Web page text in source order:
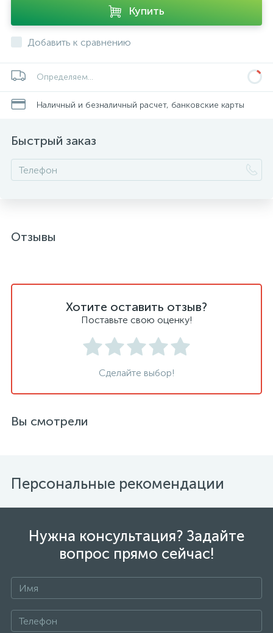
Купить
Добавить к сравнению
Определяем...
Наличный и безналичный расчет, банковские карты
Быстрый заказ
Отзывы
Хотите оставить отзыв?
Поставьте свою оценку!
Сделайте выбор!
Вы смотрели
Персональные рекомендации
Нужна консультация? Задайте
вопрос прямо сейчас!